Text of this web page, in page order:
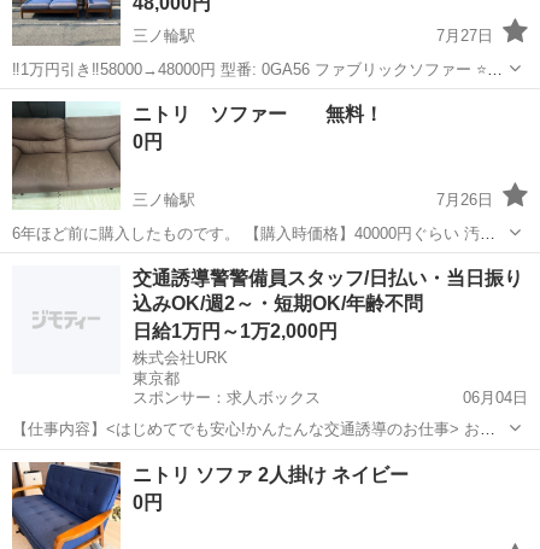
三ノ輪駅
7月27日
‼️1万円引き‼️58000→48000円 型番: 0GA56 ファブリックソファー ⭐️ク
ッションに多少使用感（毛玉）ありますが、目立つシミなどは無く比
較的状態良好です。 写真では伝わりにくいですが、クッションの柄は
高...
東京 荒川区 三ノ輪駅 ソファー
ニトリ ソファー 無料！
0円
三ノ輪駅
7月26日
6年ほど前に購入したものです。 【購入時価格】40000円ぐらい 汚れ
やシミ毛羽立ちが目立ちますので ご理解いただける方お願い致しま
区東浅草近辺ですが、...
三ノ輪駅 ソファ
交通誘導警警備員スタッフ/日払い・当日振り
込みOK/週2～・短期OK/年齢不問
日給1万円～1万2,000円
株式会社URK
東京都
スポンサー：求人ボックス
06月04日
【仕事内容】<はじめてでも安心!かんたんな交通誘導のお仕事> お願
いするのは、住宅街の工事現場で車や人を安全に誘導するお仕事で
す。 工事現場といっても、住宅街が多いので、交通量は少なめで落ち
着いた環境。 しかも、複雑な片側交互通行...
アルバイト・パート
ニトリ ソファ 2人掛け ネイビー
0円